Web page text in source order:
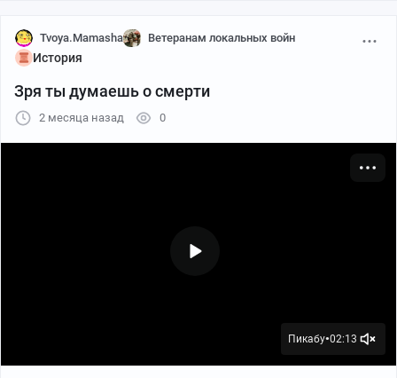
Tvoya.Mamasha Ветеранам локальных войн
История
Зря ты думаешь о смерти
2 месяца назад 0
Пикабу●02:13